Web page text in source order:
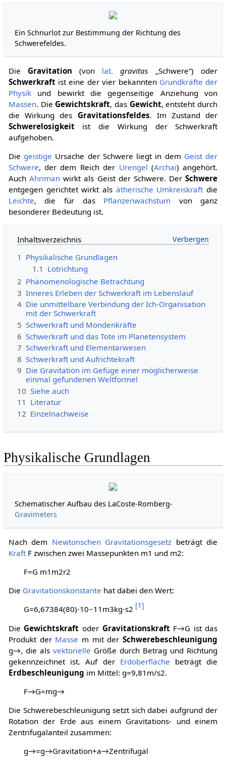
Ein Schnurlot zur Bestimmung der Richtung des
Schwerefeldes.
Die Gravitation (von lat. gravitas „Schwere“) oder
Schwerkraftist eine der vier bekannten Grundkräfte der
Physikund bewirkt die gegenseitige Anziehung von
Massen. DieGewichtskraft, das Gewicht, entsteht durch
die Wirkung des Gravitationsfeldes. Im Zustand der
Schwerelosigkeitist die Wirkung der Schwerkraft
aufgehoben.
Die geistige Ursache der Schwere liegt in dem Geist der
Schwere, der dem Reich der Urengel (Archai) angehört.
Auch Ahriman wirkt als Geist der Schwere. DerSchwere
entgegen gerichtet wirkt als ätherische Umkreiskraft die
Leichte, die für das Pflanzenwachstum von ganz
besonderer Bedeutung ist.
Inhaltsverzeichnis
1 Physikalische Grundlagen
1.1 Lotrichtung
2 Phänomenologische Betrachtung
3 Inneres Erleben der Schwerkraft im Lebenslauf
4 Die unmittelbare Verbindung der Ich-Organisation
mit der Schwerkraft
5 Schwerkraft und Mondenkräfte
6 Schwerkraft und das Tote im Planetensystem
7 Schwerkraft und Elementarwesen
8 Schwerkraft und Aufrichtekraft
9 Die Gravitation im Gefüge einer möglicherweise
einmal gefundenen Weltformel
10 Siehe auch
11 Literatur
12 Einzelnachweise
Physikalische Grundlagen
Schematischer Aufbau des LaCoste-Romberg-
Gravimeters
Nach dem Newtonschen Gravitationsgesetz beträgt die
Kraft Fzwischen zwei Massepunkten m1 und m2:
F=G m1 m2r2
Die Gravitationskonstante hat dabei den Wert:
G=6,67384(80)⋅10−1 1 m3kg⋅s2 [1]
DieGewichtskraft oder Gravitationskraft F→G ist das
Produkt der Masse m mit derSchwerebeschleunigung
g→, die als vektorielle Größe durch Betrag und Richtung
gekennzeichnet ist. Auf der Erdoberfläche beträgt die
Erdbeschleunigung im Mittel: g=9,81 m/s2.
F→G=mg→
Die Schwerebeschleunigung setzt sich dabei aufgrund der
Rotation der Erde aus einem Gravitations- und einem
Zentrifugalanteil zusammen:
g→=g→Gravitation+a→Zentrifugal